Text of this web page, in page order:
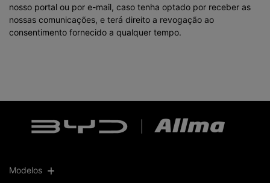
nosso portal ou por e-mail, caso tenha optado por receber as
nossas comunicações, e terá direito a revogação ao
consentimento fornecido a qualquer tempo.
Modelos